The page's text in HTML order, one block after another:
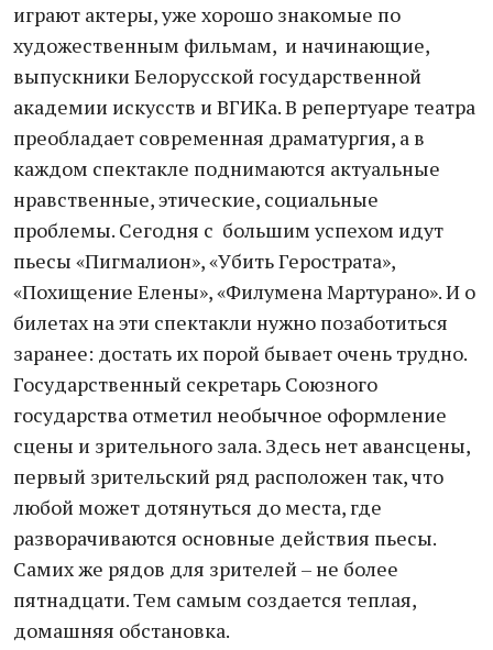
играют актеры, уже хорошо знакомые по
художественным фильмам, и начинающие,
выпускники Белорусской государственной
академии искусств и ВГИКа. В репертуаре театра
преобладает современная драматургия, а в
каждом спектакле поднимаются актуальные
нравственные, этические, социальные
проблемы. Сегодня с большим успехом идут
пьесы «Пигмалион», «Убить Герострата»,
«Похищение Елены», «Филумена Мартурано». И о
билетах на эти спектакли нужно позаботиться
заранее: достать их порой бывает очень трудно.
Государственный секретарь Союзного
государства отметил необычное оформление
сцены и зрительного зала. Здесь нет авансцены,
первый зрительский ряд расположен так, что
любой может дотянуться до места, где
разворачиваются основные действия пьесы.
Самих же рядов для зрителей – не более
пятнадцати. Тем самым создается теплая,
домашняя обстановка.